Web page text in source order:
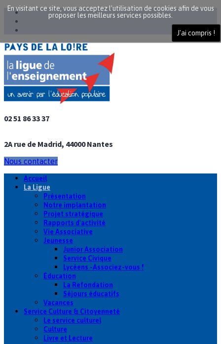
02 51 86 33 37
2A rue de Madrid, 44000 Nantes
Nous contacter
Accueil
La Ligue
Présentation
Notre implantation
Projet stratégique
Rapports d'activité
Vie Associative
Jeunesse
Junior Association
Service Civique
Lycéens -Associez-vous !
Éducation
La Refondation
Séjours éducatifs
Vacances
Service Culture & Citoyenneté
Le service culturel
Culture
Livre et Lecture
En visitant ce site, vous acceptez l'utilisation de cookies afin de vous
proposer les meilleurs services possibles.
J'ai compris !